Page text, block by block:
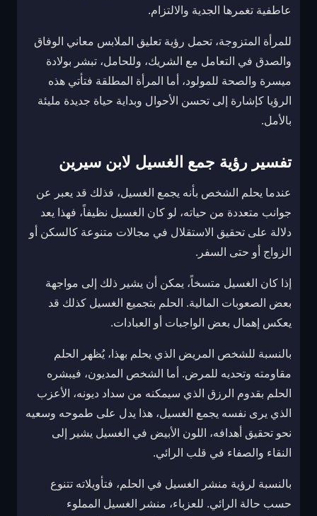
عاطفية تغمرها الجدية والالتزام.
للمرأة المتزوجة، تحمل رؤية تعليق الملابس معاني الوفاق
والصدق في التعامل مع الشريك، وللحامل، تبشر بولادة
ميسرة والصحة للمولود، أما المرأة المطلقة فتأتي هذه
الرؤيا كإشارة إلى تحسن الأحوال وبداية حياة جديدة مليئة
بالأمل.
تفسير رؤية جمع الغسيل لابن سيرين
عندما يحلم الشخص بأنه يجمع الغسيل، فذلك قد يعبر عن
جوانب متعددة من حياته، لو كان الغسيل نظيفاً، فهذا يعد
دلالة على تحقيق الاستقلال في مجالات متنوعة كالسكن أو
الزواج أو حتى السفر.
إذا كان الغسيل متسخاً، يمكن أن يشير ذلك إلى مواجهة
بعض الصعوبات المالية. الحلم بتجميع الغسيل كذلك قد
يعكس إهمال بعض الواجبات أو العبادات.
بالنسبة للشخص المريض الذي يحلم بهذا، يُظهر الحلم
مقاومته وتحديه للمرض. أما الشخص المديون، فيبشره
الحلم بقدوم الرزق الذي سيمكنه من سداد ديونه، الأعزب
الذي يرى نفسه يجمع الغسيل، هذا يدل على طموحه وسعيه
نحو تحقيق أهدافه، اللون الأبيض في الغسيل يشير إلى
النقاء والصفاء في قلب الرائي.
بالنسبة لرؤية منشر الغسيل في الحلم، فتأويلاته تتنوع
حسب حالة الرائي. للعزباء، منشر الغسيل المملوء